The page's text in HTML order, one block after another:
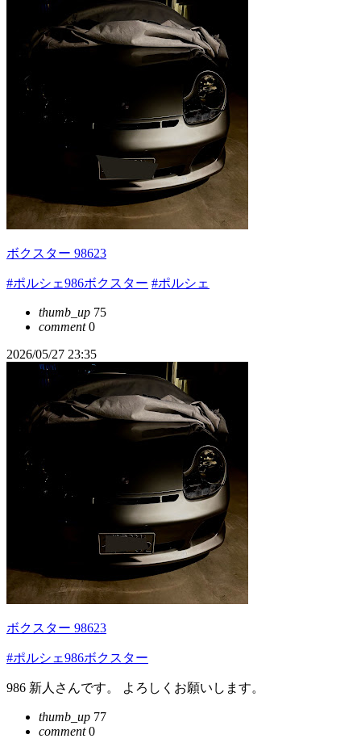
ボクスター 98623
#ポルシェ986ボクスター #ポルシェ
thumb_up 75
comment0
2026/05/27 23:35
ボクスター 98623
#ポルシェ986ボクスター
986 新人さんです。 よろしくお願いします。
thumb_up 77
comment0